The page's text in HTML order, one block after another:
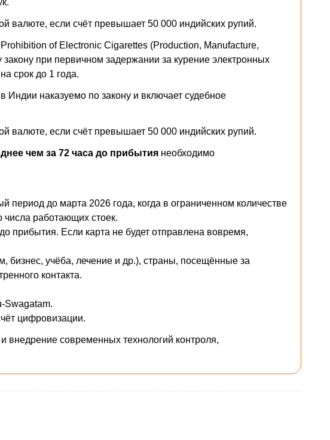
валюте, если счёт превышает 50 000 индийских рупий.
of Electronic Cigarettes (Production, Manufacture,
при первичном задержании за курение электронных
срок до 1 года.
наказуемо по закону и включает судебное
валюте, если счёт превышает 50 000 индийских рупий.
чем за 72 часа до прибытия необходимо
период до марта 2026 года, когда в ограниченном количестве
числа работающих стоек.
прибытия. Если карта не будет отправлена вовремя,
бизнес, учёба, лечение и др.), страны, посещённые за
контакта.
Swagatam.
цифровизации.
внедрение современных технологий контроля,